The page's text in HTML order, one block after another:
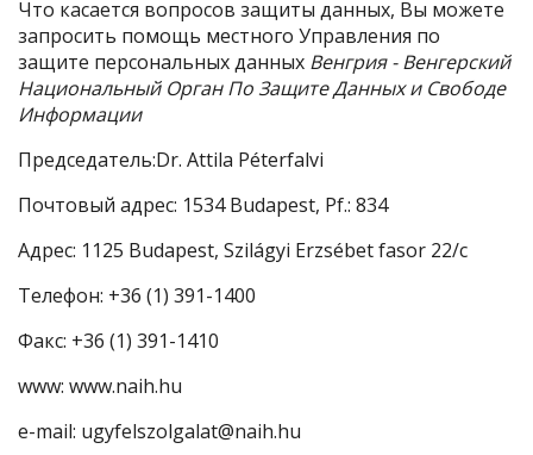
Что касается вопросов защиты данных, Вы можете
запросить помощь местного Управления по
защите персональных данных Венгрия - Венгерский
Национальный Орган По Защите Данных и Свободе
Информации
Председатель:Dr. Attila Péterfalvi
Почтовый адрес: 1534 Budapest, Pf.: 834
Адрес: 1125 Budapest, Szilágyi Erzsébet fasor 22/c
Телефон: +36 (1) 391-1400
Факс: +36 (1) 391-1410
www: www.naih.hu
e-mail: ugyfelszolgalat@naih.hu